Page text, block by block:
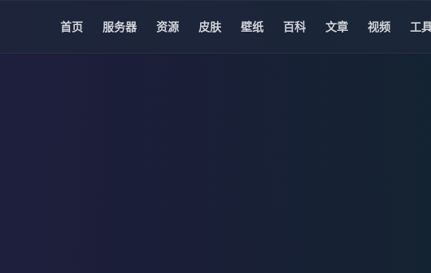
首页 服务器 资源 皮肤 壁纸 百科 文章 视频 工